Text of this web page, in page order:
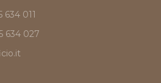
634 011
634 027